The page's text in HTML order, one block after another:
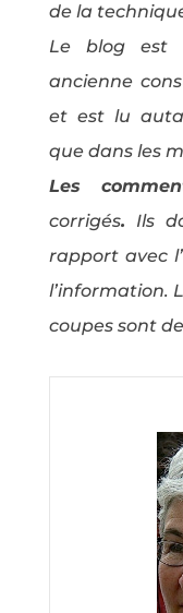
de la
Le blog est
ancienne
et est lu
que dans les
Les
corrigés. Ils
rapport avec
l’information.
coupes sont